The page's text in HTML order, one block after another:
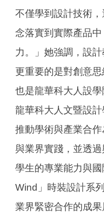
不僅學到設計技術
念落實到實際產品
力。」她強調，設
更重要的是對創意
也是龍華科大人設學
龍華科大人文暨設
推動學術與產業合
與業界實踐，並透
學生的專業能力與
Wind」時裝設計系
業界緊密合作的成果